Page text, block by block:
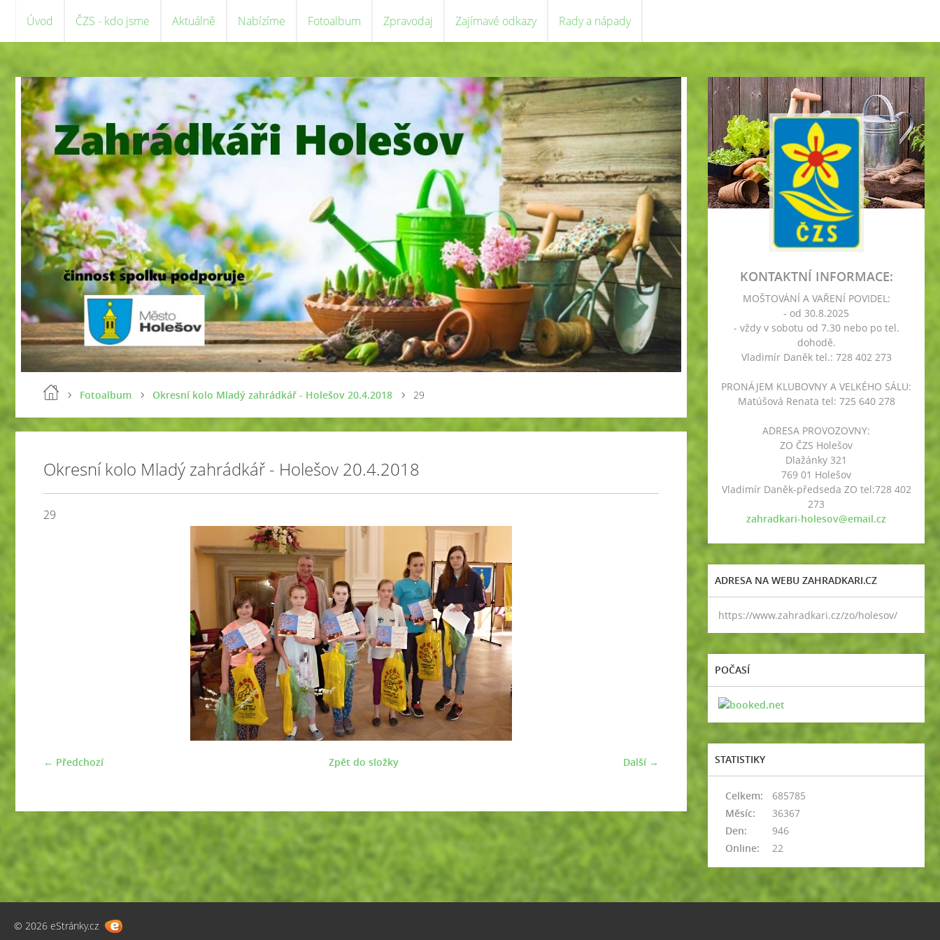
Úvod ČZS - kdo jsme Aktuálně Nabízíme Fotoalbum Zpravodaj Zajímavé odkazy Rady a nápady
Fotoalbum Okresní kolo Mladý zahrádkář - Holešov 20.4.2018 29
Okresní kolo Mladý zahrádkář - Holešov 20.4.2018
29
← Předchozí Další →
Zpět do složky
KONTAKTNÍ INFORMACE:
MOŠTOVÁNÍ A VAŘENÍ POVIDEL:
- od 30.8.2025
- vždy v sobotu od 7.30 nebo po tel.
dohodě.
Vladimír Daněk tel.: 728 402 273
PRONÁJEM KLUBOVNY A VELKÉHO SÁLU:
Matúšová Renata tel: 725 640 278
ADRESA PROVOZOVNY:
ZO ČZS Holešov
Dlažánky 321
769 01 Holešov
Vladimír Daněk-předseda ZO tel:728 402
273
zahradkari-holesov@email.cz
ADRESA NA WEBU ZAHRADKARI.CZ
https://www.zahradkari.cz/zo/holesov/
POČASÍ
STATISTIKY
Online: 22
Celkem:
685785
Měsíc:
36367
Den:
946
© 2026 eStránky.cz